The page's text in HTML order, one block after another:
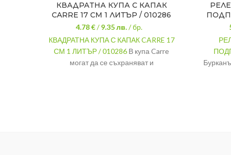
КВАДРАТНА КУПА С КАПАК
CARRE 17 СМ 1 ЛИТЪР / 010286
4.78 €/9.35лв. / бр.
КВАДРАТНА КУПА С КАПАК CARRE 17
СМ 1 ЛИТЪР / 010286 В купа Carre
могат да се съхраняват и